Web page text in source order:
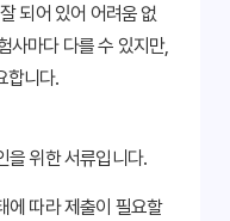
사마다 다를 수 있지만,
합니다.
을 위한 서류입니다.
에 따라 제출이 필요할